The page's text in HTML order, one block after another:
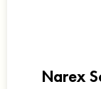
Narex